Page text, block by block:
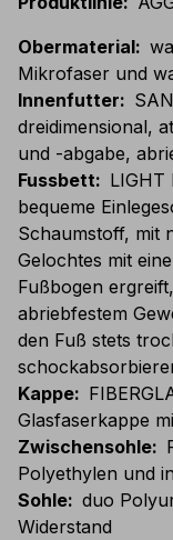
Obermaterial:
Mikrofaser und
Innenfutter:
dreidimensional,
und -abgabe,
Fussbett: LIGHT
bequeme
Schaumstoff, mit
Gelochtes mit
Fußbogen
abriebfestem
den Fuß stets
Kappe:
Glasfaserkappe
Zwischensohle:
Polyethylen und
Sohle: duo
Widerstand